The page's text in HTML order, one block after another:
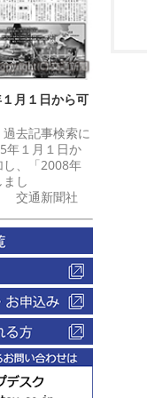
月１日から可
去記事検索に
年１月１日か
し、「2008年
し
聞社